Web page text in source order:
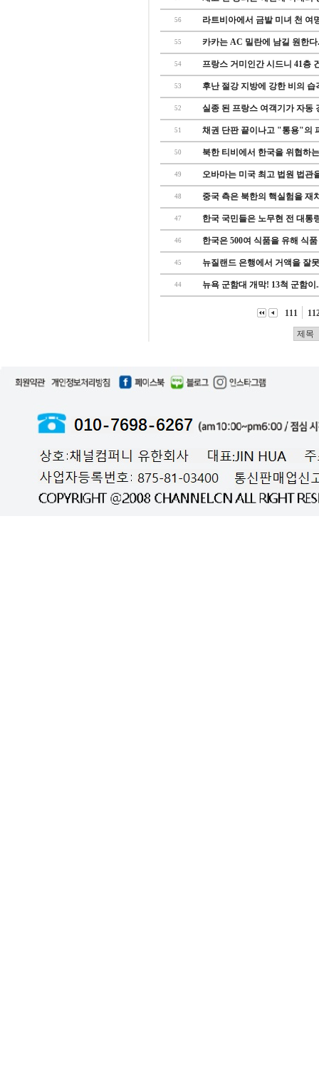
56 라트비아에서 금발 미녀 천 여
55 카카는 AC 밀란에 남길 원한다
54 프랑스 거미인간 시드니 41층
53 후난 절강 지방에 강한 비의 습
52 실종 된 프랑스 여객기가 자동
51 채권 단판 끝이나고 "통용"의
50 북한 티비에서 한국을 위협하
49 오바마는 미국 최고 법원 법관
48 중국 측은 북한의 핵실험을 재
47 한국 국민들은 노무현 전 대통
46 한국은 500여 식품을 유해 식
45 뉴질랜드 은행에서 거액을 잘
44 뉴욕 군함대 개막! 13척 군함이
111